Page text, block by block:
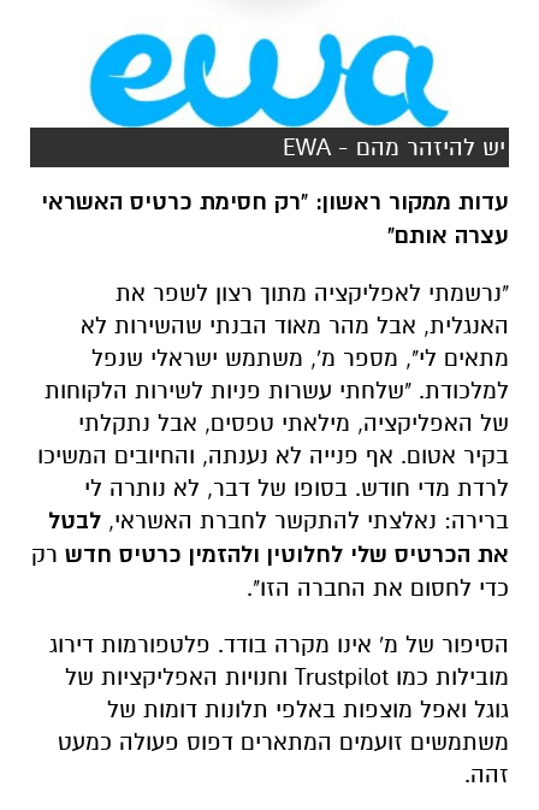
יש להיזהר מהם - EWA
עדות ממקור ראשון: "רק חסימת כרטיס האשראי
עצרה אותם"
"נרשמתי לאפליקציה מתוך רצון לשפר את
האנגלית, אבל מהר מאוד הבנתי שהשירות לא
מתאים לי", מספר מ', משתמש ישראלי שנפל
למלכודת. "שלחתי עשרות פניות לשירות הלקוחות
של האפליקציה, מילאתי טפסים, אבל נתקלתי
בקיר אטום. אף פנייה לא נענתה, והחיובים המשיכו
לרדת מדי חודש. בסופו של דבר, לא נותרה לי
ברירה: נאלצתי להתקשר לחברת האשראי, לבטל
את הכרטיס שלי לחלוטין ולהזמין כרטיס חדש רק
כדי לחסום את החברה הזו".
הסיפור של מ' אינו מקרה בודד. פלטפורמות דירוג
מובילות כמו Trustpilot וחנויות האפליקציות של
גוגל ואפל מוצפות באלפי תלונות דומות של
משתמשים זועמים המתארים דפוס פעולה כמעט
זהה.